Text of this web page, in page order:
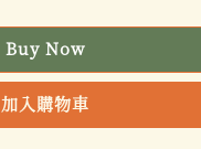
Buy Now
加入購物車